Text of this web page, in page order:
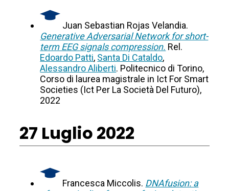
Juan Sebastian Rojas Velandia.
Generative Adversarial Network for short-
term EEG signals compression. Rel.
Edoardo Patti, Santa Di Cataldo,
Alessandro Aliberti. Politecnico di Torino,
Corso di laurea magistrale in Ict For Smart
Societies (Ict Per La Società Del Futuro),
2022
27 Luglio 2022
Francesca Miccolis. DNAfusion: a